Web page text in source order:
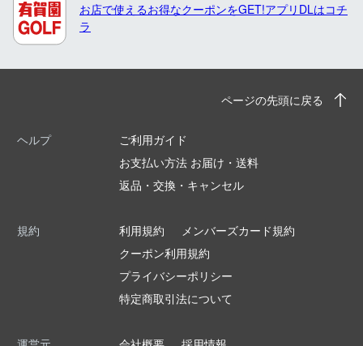
お店で使えるお得なクーポンをGET!アプリDLはコチ
ラ
ページの先頭に戻る
ヘルプ
ご利用ガイド
お支払い方法 お届け・送料
返品・交換・キャンセル
規約 利用規約
メンバーズカード規約
クーポン利用規約
プライバシーポリシー
特定商取引法について